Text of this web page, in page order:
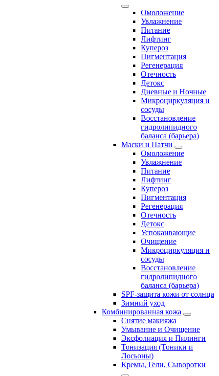
Омоложение
Увлажнение
Питание
Лифтинг
Купероз
Пигментация
Регенерация
Отечность
Детокс
Дневные и Ночные
Микроциркуляция и
сосуды
Восстановление
гидролипидного
баланса (барьера)
Маски и Патчи
Омоложение
Увлажнение
Питание
Лифтинг
Купероз
Пигментация
Регенерация
Отечность
Детокс
Успокаивающие
Очищение
Микроциркуляция и
сосуды
Восстановление
гидролипидного
баланса (барьера)
SPF-защита кожи от солнца
Зимний уход
Комбинированная кожа
Снятие макияжа
Умывание и Очищение
Эксфолиация и Пилинги
Тонизация (Тоники и
Лосьоны)
Кремы, Гели, Сыворотки